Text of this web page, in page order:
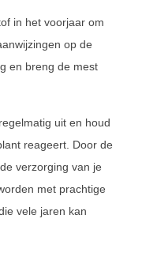
in het voorjaar om
op de
en breng de mest
uit en houd
reageert. Door de
verzorging van je
met prachtige
vele jaren kan